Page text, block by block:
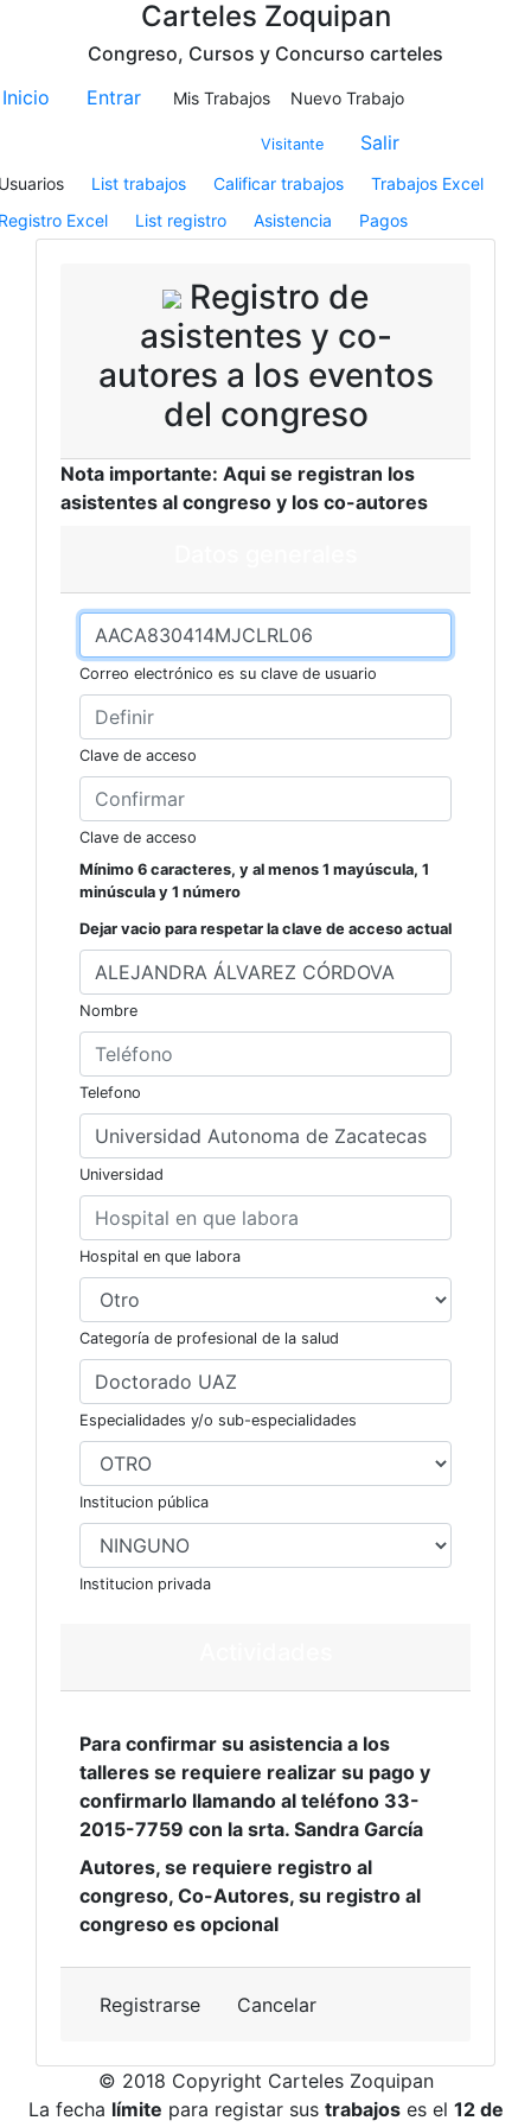
Carteles Zoquipan
Congreso, Cursos y Concurso carteles
Inicio
Entrar Mis Trabajos Nuevo Trabajo
Visitante Salir
List trabajos Calificar trabajos
Trabajos Excel
Excel
List registro Asistencia Pagos
Registro de
asistentes y co-
autores a los eventos
del congreso
Nota importante: Aqui se registran los
asistentes al congreso y los co-autores
Correo electrónico es su clave de usuario
Clave de acceso
Clave de acceso
Mínimo 6 caracteres, y al menos 1 mayúscula, 1
minúscula y 1 número
Dejar vacio para respetar la clave de acceso actual
Nombre
Telefono
Universidad
Hospital en que labora
Categoría de profesional de la salud
Especialidades y/o sub-especialidades
Institucion pública
Institucion privada
Para confirmar su asistencia a los
talleres se requiere realizar su pago y
confirmarlo llamando al teléfono 33-
2015-7759 con la srta. Sandra García
Autores, se requiere registro al
congreso, Co-Autores, su registro al
congreso es opcional
Registrarse Cancelar
© 2018 Copyright Carteles Zoquipan
La fecha límite para registar sus trabajoses el 12 de